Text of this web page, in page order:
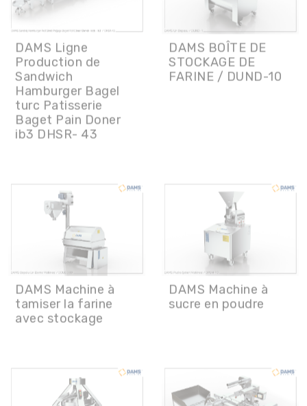
DAMS Ligne
Production de
Sandwich
Hamburger Bagel
turc Patisserie
Baget Pain Doner
ib3 DHSR- 43
DAMS BOÎTE DE
STOCKAGE DE
FARINE / DUND-10
DAMS Machine à
tamiser la farine
avec stockage
DAMS Machine à
sucre en poudre